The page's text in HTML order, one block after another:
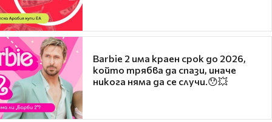
Barbie 2 има краен срок до 2026,
който трябва да спази, иначе
никога няма да се случи.😯💥